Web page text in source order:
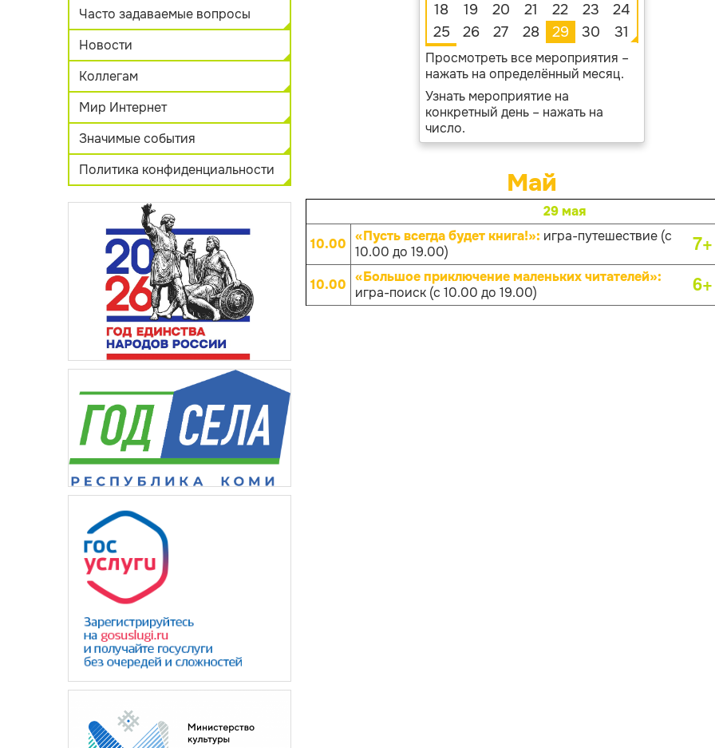
Часто задаваемые вопросы
Новости
Коллегам
Мир Интернет
Значимые события
Политика конфиденциальности
18
19 20 21 22 23
24
25
26 27 28 29 30 31
Просмотреть все мероприятия –
нажать на определённый месяц.
Узнать мероприятие на
конкретный день – нажать на
число.
Май
29 мая
10.00 «Пусть всегда будет книга!»: игра-путешествие (с
10.00 до 19.00)
7+
10.00 «Большое приключение маленьких читателей»:
игра-поиск (с 10.00 до 19.00)
6+